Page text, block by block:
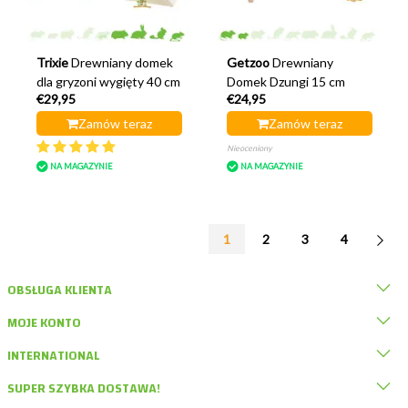
Trixie Drewniany domek
dla gryzoni wygięty 40 cm
€29,95
Zamów teraz
NA MAGAZYNIE
Getzoo Drewniany
Domek Dzungi 15 cm
€24,95
Zamów teraz
Nieoceniony
NA MAGAZYNIE
1 2 3 4
OBSŁUGA KLIENTA
MOJE KONTO
INTERNATIONAL
SUPER SZYBKA DOSTAWA!